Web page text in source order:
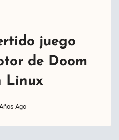
juego
de Doom
Linux
Ago